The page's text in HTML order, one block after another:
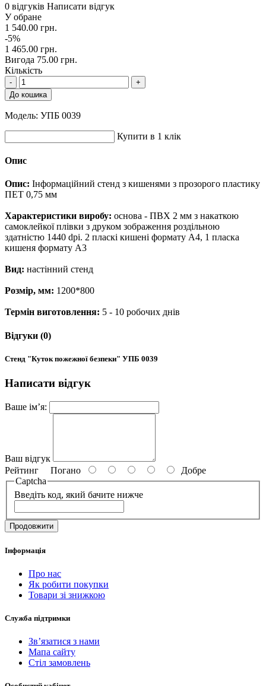
0 відгуків Написати відгук
У обране
1 540.00 грн.
-5%
1 465.00 грн.
Вигода 75.00 грн.
Кількість
-
+
До кошика
Модель: УПБ 0039
Купити в 1 клік
Опис
Опис: Інформаційний стенд з кишенями з прозорого пластику
ПЕТ 0,75 мм
Характеристики виробу: основа - ПВХ 2 мм з накаткою
самоклейкої плівки з друком зображення роздільною
здатністю 1440 dpi. 2 пласкі кишені формату А4, 1 пласка
кишеня формату А3
Вид: настінний стенд
Розмір, мм: 1200*800
Термін виготовлення: 5 - 10 робочих днів
Відгуки (0)
Стенд "Куток пожежної безпеки" УПБ 0039
Написати відгук
Ваше ім’я:
Ваш відгук
Рейтинг Погано
Добре
Captcha
Введіть код, який бачите нижче
Продовжити
Інформація
Про нас
Як робити покупки
Товари зі знижкою
Служба підтримки
Зв’язатися з нами
Мапа сайту
Стіл замовлень